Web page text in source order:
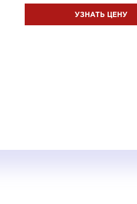
УЗНАТЬ ЦЕНУ